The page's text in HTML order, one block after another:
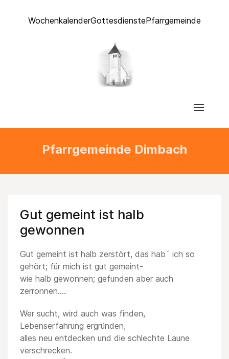
WochenkalenderGottesdienstePfarrgemeinde
Pfarrgemeinde Dimbach
Gut gemeint ist halb
gewonnen
Gut gemeint ist halb zerstört, das hab´ ich so
gehört; für mich ist gut gemeint-
wie halb gewonnen; gefunden aber auch
zerronnen….
Wer sucht, wird auch was finden,
Lebenserfahrung ergründen,
alles neu entdecken und die schlechte Laune
verschrecken.